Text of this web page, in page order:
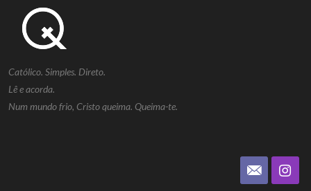
Católico. Simples. Direto.
Lê e acorda.
Num mundo frio, Cristo queima. Queima-te.